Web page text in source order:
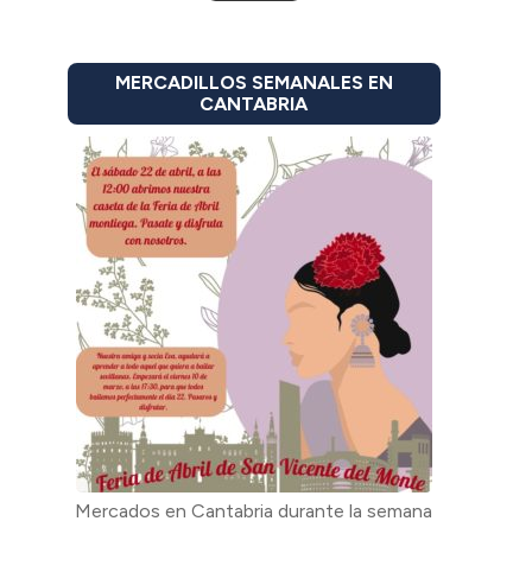
MERCADILLOS SEMANALES EN
CANTABRIA
Mercados en Cantabria durante la semana